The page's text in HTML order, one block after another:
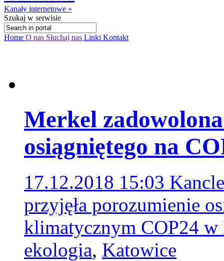
Kanały internetowe »
Szukaj w serwisie
Home O nas Słuchaj nas Linki Kontakt
Merkel
osiągniętego na
17.12.2018 15:03
przyjęła porozumienie
klimatycznym COP24
ekologia, Katowice